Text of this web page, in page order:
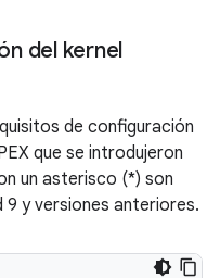
del kernel
de configuración
que se introdujeron
un asterisco (*) son
y versiones anteriores.